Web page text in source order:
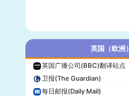
英国（欧洲）
英国广播公司(BBC)翻译站点
卫报(The Guardian)
每日邮报(Daily Mail)